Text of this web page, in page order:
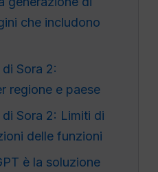
che includono
Sora 2:
regione e paese
Sora 2: Limiti di
delle funzioni
è la soluzione